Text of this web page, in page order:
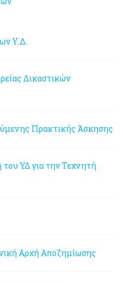
Υ.Δ.
Δικαστικών
Πρακτικής Άσκησης
ΥΔ για την Τεχνητή
Αρχή Αποζημίωσης